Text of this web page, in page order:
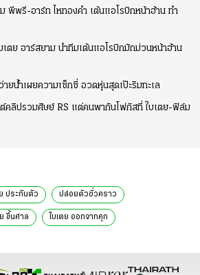
พีพรี-อาร์ท ไหทองคำ เต้นแอโรบิกหน้าฮ้าน ทำ
เตย อาร์สยาม นำทีมเต้นแอโรบิกมักม่วนหน้าฮ้าน
ยน้ำเผยความเซ็กซี่ อวดหุ่นสุดเป๊ะริมทะเล
คลิปรวมศิษย์ RS แต่คนพากันโฟกัสที่ ใบเตย-ฟิล์ม
ประกันตัว ปล่อยตัวชั่วคราว
ย ขึ้นศาล ใบเตย ออกจากคุก